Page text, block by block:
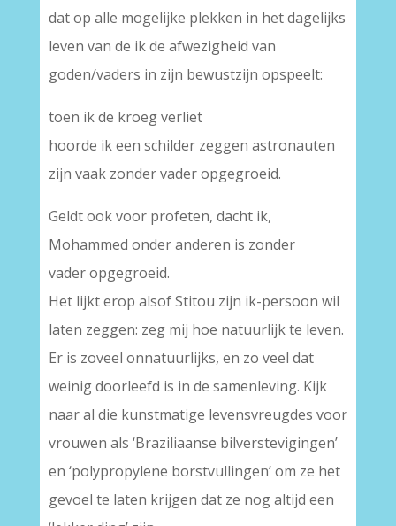
dat op alle mogelijke plekken in het dagelijks
leven van de ik de afwezigheid van
goden/vaders in zijn bewustzijn opspeelt:
toen ik de kroeg verliet
hoorde ik een schilder zeggen astronauten
zijn vaak zonder vader opgegroeid.
Geldt ook voor profeten, dacht ik,
Mohammed onder anderen is zonder
vader opgegroeid.
Het lijkt erop alsof Stitou zijn ik-persoon wil
laten zeggen: zeg mij hoe natuurlijk te leven.
Er is zoveel onnatuurlijks, en zo veel dat
weinig doorleefd is in de samenleving. Kijk
naar al die kunstmatige levensvreugdes voor
vrouwen als ‘Braziliaanse bilverstevigingen’
en ‘polypropylene borstvullingen’ om ze het
gevoel te laten krijgen dat ze nog altijd een